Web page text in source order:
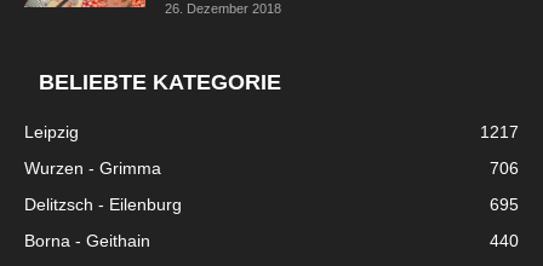
26. Dezember 2018
BELIEBTE KATEGORIE
Leipzig
1217
Wurzen - Grimma
706
Delitzsch - Eilenburg
695
Borna - Geithain
440